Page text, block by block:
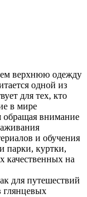
верхнюю одежду
одной из
для тех, кто
в мире
обращая внимание
и обучения
парки, куртки,
на
для путешествий
глянцевых